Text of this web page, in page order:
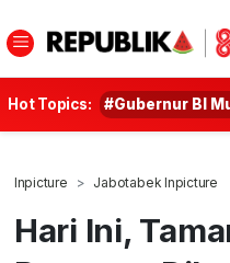
Hot Topics: #Gubernur BI
Inpicture Jabotabek Inpicture
Hari Ini,